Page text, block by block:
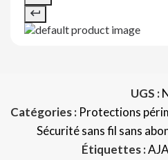
UGS :
Catégories : Protections
Sécurité sans fil sans
Étiquettes :